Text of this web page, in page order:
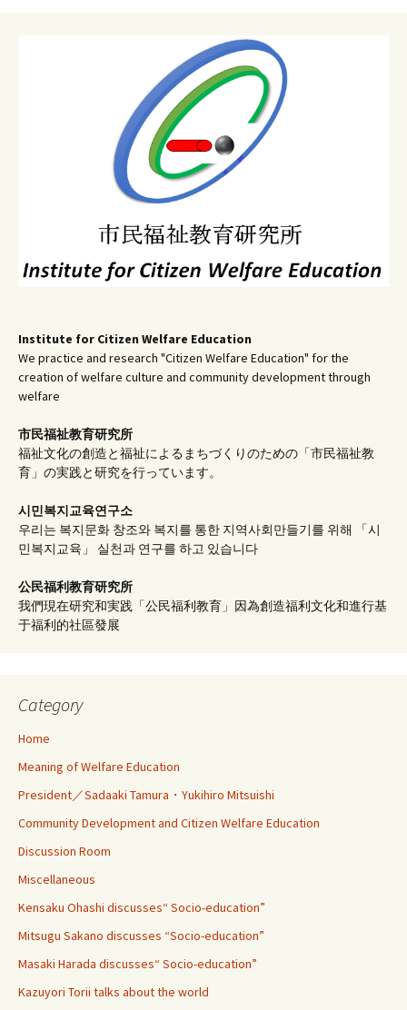
Institute for Citizen Welfare Education
We practice and research "Citizen Welfare Education" for the
creation of welfare culture and community development through
welfare
市民福祉教育研究所
福祉文化の創造と福祉によるまちづくりのための「市民福祉教
育」の実践と研究を行っています。
시민복지교육연구소
우리는 복지문화 창조와 복지를 통한 지역사회만들기를 위해 「시
민복지교육」 실천과 연구를 하고 있습니다
公民福利教育研究所
我們現在研究和実践「公民福利教育」因為創造福利文化和進行基
于福利的社區發展
Category
Home
Meaning of Welfare Education
President／Sadaaki Tamura・Yukihiro Mitsuishi
Community Development and Citizen Welfare Education
Discussion Room
Miscellaneous
Kensaku Ohashi discusses“ Socio-education”
Mitsugu Sakano discusses “Socio-education”
Masaki Harada discusses“ Socio-education”
Kazuyori Torii talks about the world